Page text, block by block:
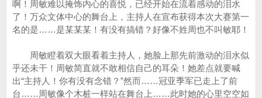
啊！周敏难以掩饰内心的喜悦，已经开始在流着感动的泪水
了！万众文体中心的舞台上，主持人在宣布获得本次大赛第一
名的是……是某某某！有没有搞错？好像不姓周也不叫敏耶！
周敏瞪着双大眼看着主持人，她脸上那先前激动的泪水似
乎还未干！周敏简直就不敢相信自己的耳朵！她差点就要喊
出“主持人！你有没有念错？”然而……冠亚季军已走上了前
台……周敏像个木桩一样站在舞台上……此时她的心里空空如